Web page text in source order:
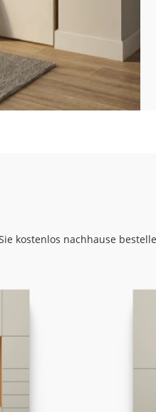
kostenlos nachhause